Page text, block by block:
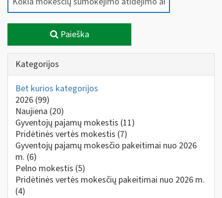
Paieška
Kategorijos
Bet kurios kategorijos
2026 (99)
Naujiena (20)
Gyventojų pajamų mokestis (11)
Pridėtinės vertės mokestis (7)
Gyventojų pajamų mokesčio pakeitimai nuo 2026
m. (6)
Pelno mokestis (5)
Pridėtinės vertės mokesčių pakeitimai nuo 2026 m.
(4)